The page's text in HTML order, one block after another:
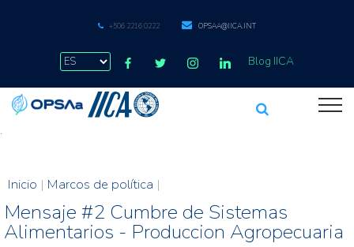
+506 2216 0222 OPSAA@IICA.INT
Blog IICA
.
Inicio | Marcos de política |
Mensaje #2 Cumbre de Sistemas
Alimentarios - Produccion Agropecuaria